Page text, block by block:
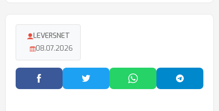
LEVERSNET
08.07.2026
Facebook'ta PaylaşTwitter'da PaylaşWhatsApp'ta Paylaş